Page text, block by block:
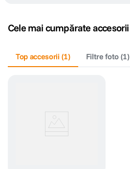
Cele mai cumpărate accesorii
Top accesorii (1) Filtre foto (1)